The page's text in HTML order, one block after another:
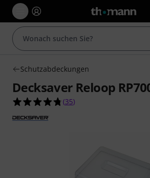
Schutzabdeckungen
Decksaver Reloop
4.8 von 5 Sternen aus 35
(35)